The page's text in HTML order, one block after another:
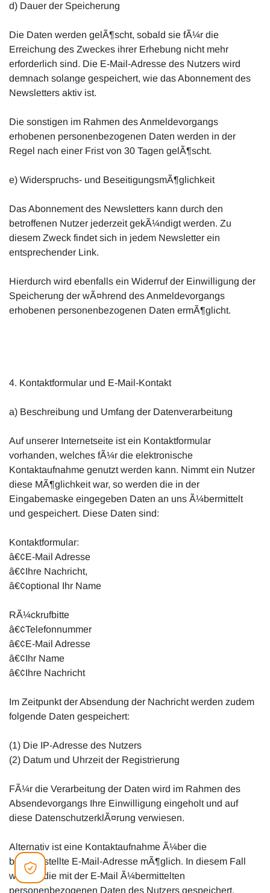
d) Dauer der Speicherung
Die Daten werden gelÃ¶scht, sobald sie fÃ¼r die
Erreichung des Zweckes ihrer Erhebung nicht mehr
erforderlich sind. Die E-Mail-Adresse des Nutzers wird
demnach solange gespeichert, wie das Abonnement des
Newsletters aktiv ist.
Die sonstigen im Rahmen des Anmeldevorgangs
erhobenen personenbezogenen Daten werden in der
Regel nach einer Frist von 30 Tagen gelÃ¶scht.
e) Widerspruchs- und BeseitigungsmÃ¶glichkeit
Das Abonnement des Newsletters kann durch den
betroffenen Nutzer jederzeit gekÃ¼ndigt werden. Zu
diesem Zweck findet sich in jedem Newsletter ein
entsprechender Link.
Hierdurch wird ebenfalls ein Widerruf der Einwilligung der
Speicherung der wÃ¤hrend des Anmeldevorgangs
erhobenen personenbezogenen Daten ermÃ¶glicht.
4. Kontaktformular und E-Mail-Kontakt
a) Beschreibung und Umfang der Datenverarbeitung
Auf unserer Internetseite ist ein Kontaktformular
vorhanden, welches fÃ¼r die elektronische
Kontaktaufnahme genutzt werden kann. Nimmt ein Nutzer
diese MÃ¶glichkeit war, so werden die in der
Eingabemaske eingegeben Daten an uns Ã¼bermittelt
und gespeichert. Diese Daten sind:
Kontaktformular:
â€¢E-Mail Adresse
â€¢Ihre Nachricht,
â€¢optional Ihr Name
RÃ¼ckrufbitte
â€¢Telefonnummer
â€¢E-Mail Adresse
â€¢Ihr Name
â€¢Ihre Nachricht
Im Zeitpunkt der Absendung der Nachricht werden zudem
folgende Daten gespeichert:
(1) Die IP-Adresse des Nutzers
(2) Datum und Uhrzeit der Registrierung
FÃ¼r die Verarbeitung der Daten wird im Rahmen des
Absendevorgangs Ihre Einwilligung eingeholt und auf
diese DatenschutzerklÃ¤rung verwiesen.
Alternativ ist eine Kontaktaufnahme Ã¼ber die
bereitgestellte E-Mail-Adresse mÃ¶glich. In diesem Fall
werden die mit der E-Mail Ã¼bermittelten
personenbezogenen Daten des Nutzers gespeichert.